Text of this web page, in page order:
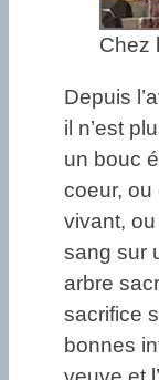
Chez
Depuis
il n’est
un bouc
coeur, ou
vivant,
sang sur
arbre
sacrifice
bonnes